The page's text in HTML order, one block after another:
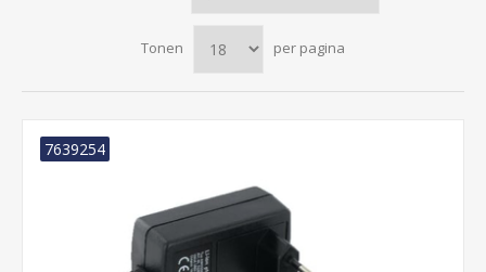
Tonen per pagina
7639254